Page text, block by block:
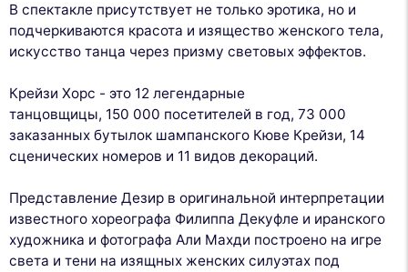
В спектакле присутствует не только эротика, но и
подчеркиваются красота и изящество женского тела,
искусство танца через призму световых эффектов.
Крейзи Хорс - это 12 легендарные
танцовщицы, 150 000 посетителей в год, 73 000
заказанных бутылок шампанского Кюве Крейзи, 14
сценических номеров и 11 видов декораций.
Представление Дезир в оригинальной интерпретации
известного хореографа Филиппа Декуфле и иранского
художника и фотографа Али Махди построено на игре
света и тени на изящных женских силуэтах под